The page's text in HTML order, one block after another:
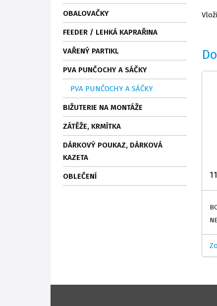
OBALOVAČKY
FEEDER / LEHKÁ KAPRAŘINA
VAŘENÝ PARTIKL
PVA PUNČOCHY A SÁČKY
PVA PUNČOCHY A SÁČKY
BIŽUTERIE NA MONTÁŽE
ZÁTĚŽE, KRMÍTKA
DÁRKOVÝ POUKAZ, DÁRKOVÁ
KAZETA
OBLEČENÍ